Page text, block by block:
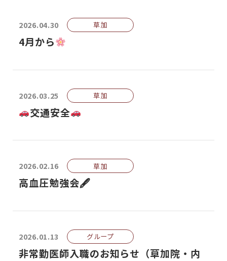
2026.04.30 草加
4月から
2026.03.25 草加
交通安全
2026.02.16 草加
高血圧勉強会🖋
2026.01.13 グループ
非常勤医師入職のお知らせ（草加院・内